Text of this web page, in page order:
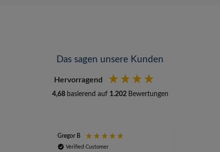
Das sagen unsere Kunden
Hervorragend
4,68 basierend auf 1.202 Bewertungen
Gregor B
Verified Customer